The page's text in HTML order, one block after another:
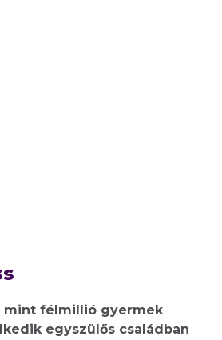
mint félmillió gyermek
egyszülős családban